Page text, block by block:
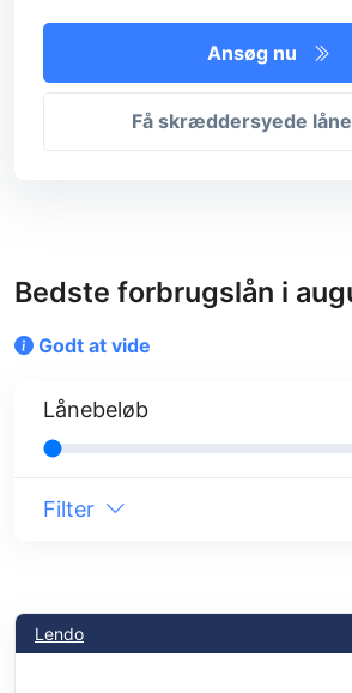
Ansøg nu
Få skræddersyede
Bedste forbrugslån i
Godt at vide
Lånebeløb
Filter
Lendo